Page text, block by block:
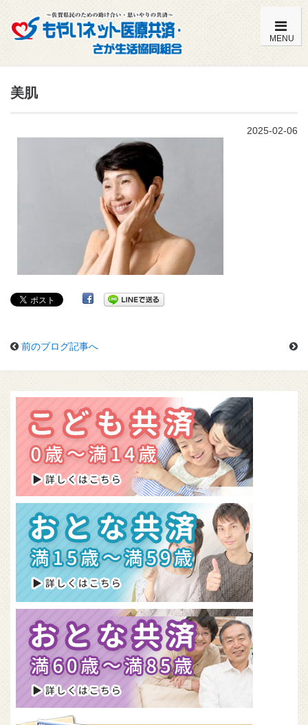
MENU
こども共済（0歳～満14歳）
おとな共済（満15歳～満59歳）
おとな共済（満60歳～満85歳）
よくある質問
美肌
2025-02-06
前のブログ記事へ